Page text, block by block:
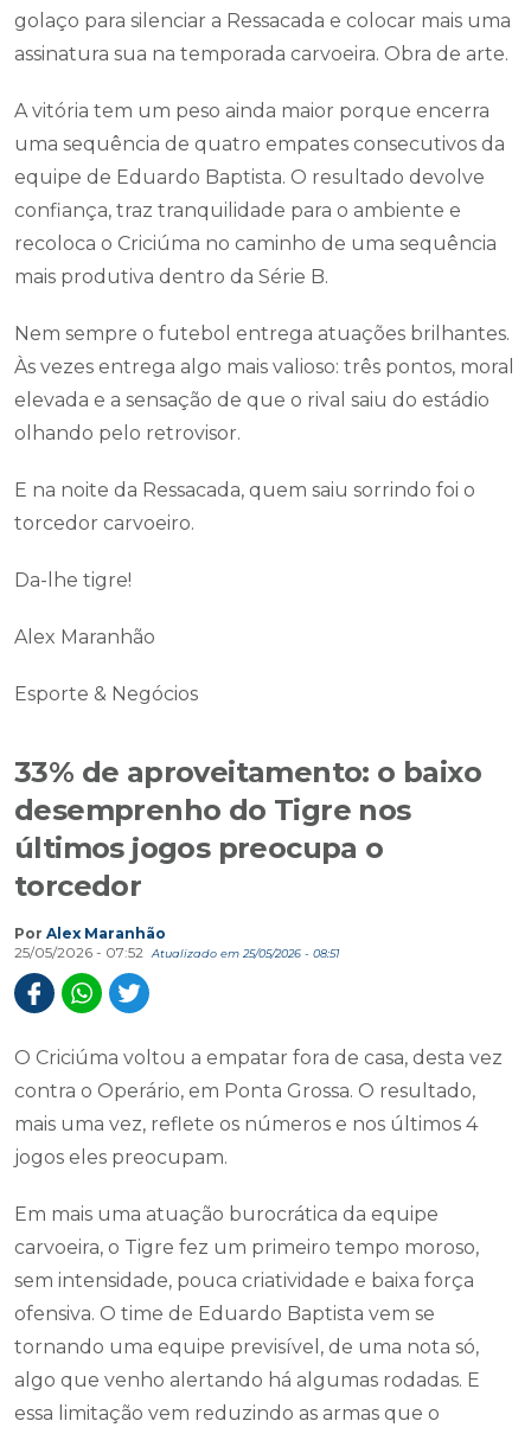
golaço para silenciar a Ressacada e colocar mais uma
assinatura sua na temporada carvoeira. Obra de arte.
A vitória tem um peso ainda maior porque encerra
uma sequência de quatro empates consecutivos da
equipe de Eduardo Baptista. O resultado devolve
confiança, traz tranquilidade para o ambiente e
recoloca o Criciúma no caminho de uma sequência
mais produtiva dentro da Série B.
Nem sempre o futebol entrega atuações brilhantes.
Às vezes entrega algo mais valioso: três pontos, moral
elevada e a sensação de que o rival saiu do estádio
olhando pelo retrovisor.
E na noite da Ressacada, quem saiu sorrindo foi o
torcedor carvoeiro.
Da-lhe tigre!
Alex Maranhão
Esporte & Negócios
33% de aproveitamento: o baixo
desemprenho do Tigre nos
últimos jogos preocupa o
torcedor
Por Alex Maranhão
25/05/2026 - 07:52
Atualizado em 25/05/2026 - 08:51
O Criciúma voltou a empatar fora de casa, desta vez
contra o Operário, em Ponta Grossa. O resultado,
mais uma vez, reflete os números e nos últimos 4
jogos eles preocupam.
Em mais uma atuação burocrática da equipe
carvoeira, o Tigre fez um primeiro tempo moroso,
sem intensidade, pouca criatividade e baixa força
ofensiva. O time de Eduardo Baptista vem se
tornando uma equipe previsível, de uma nota só,
algo que venho alertando há algumas rodadas. E
essa limitação vem reduzindo as armas que o